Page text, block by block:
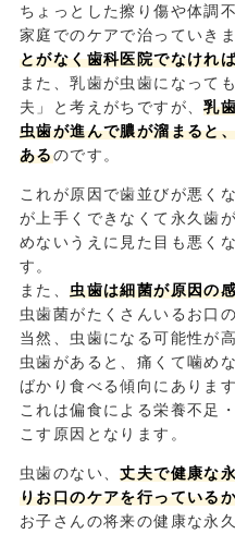
ちょっとした擦り傷や体調
家庭でのケアで治っていき
とがなく歯科医院でなけれ
また、乳歯が虫歯になって
夫」と考えがちですが、乳
虫歯が進んで膿が溜まると
あるのです。
これが原因で歯並びが悪く
が上手くできなくて永久歯
めないうえに見た目も悪く
す。
また、虫歯は細菌が原因の
虫歯菌がたくさんいるお口
当然、虫歯になる可能性が
虫歯があると、痛くて噛め
ばかり食べる傾向にあります
これは偏食による栄養不足
こす原因となります。
虫歯のない、丈夫で健康な
りお口のケアを行っている
お子さんの将来の健康な永